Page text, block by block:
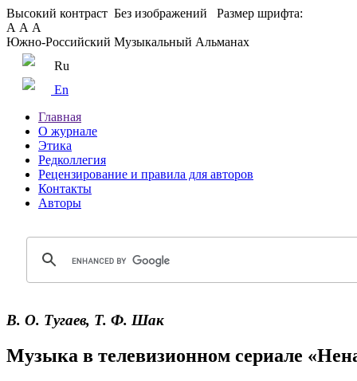
Высокий контраст Без изображений
Размер шрифта:
А А А
Южно-Российский Музыкальный Альманах
Ru
En
Главная
О журнале
Этика
Редколлегия
Рецензирование и правила для авторов
Контакты
Авторы
В. О. Тугаев, Т. Ф. Шак
Музыка в телевизионном сериале